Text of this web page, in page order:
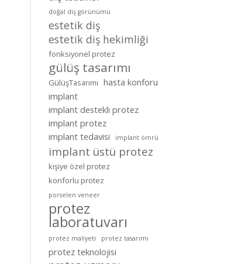
doğal diş görünümü
estetik diş
estetik diş hekimliği
fonksiyonel protez
gülüş tasarımı
GülüşTasarımı hasta konforu
implant
implant destekli protez
implant protez
implant tedavisi
implant ömrü
implant üstü protez
kişiye özel protez
konforlu protez
porselen veneer
protez
laboratuvarı
protez maliyeti protez tasarımı
protez teknolojisi